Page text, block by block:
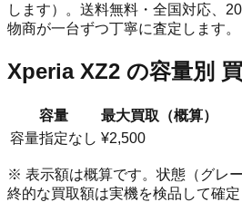
します）。 送料無料・全国対応、
物商が一台ずつ丁寧に査定します。
Xperia XZ2 の容量別
容量
最大買取（概算）
容量指定なし ¥2,500
※ 表示額は概算です。状態（グレ
終的な買取額は実機を検品して確